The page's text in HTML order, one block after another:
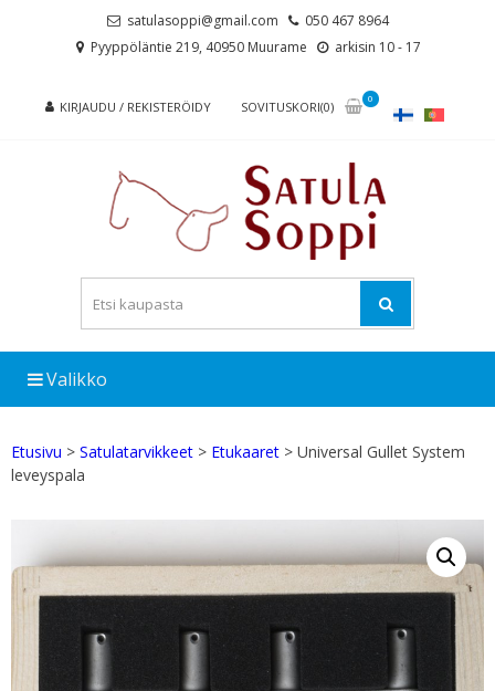
satulasoppi@gmail.com
050 467 8964
Pyyppöläntie 219, 40950 Muurame
arkisin 10 - 17
KIRJAUDU / REKISTERÖIDY SOVITUSKORI(0)
0
Valikko
Etusivu > Satulatarvikkeet > Etukaaret > Universal Gullet System
leveyspala